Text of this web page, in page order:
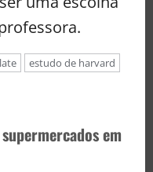
estudo de harvard
em